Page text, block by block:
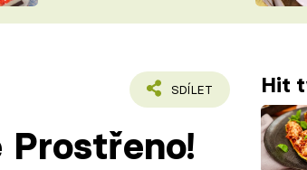
ČASOPIS
SDÍLET Hit
Prostřeno!